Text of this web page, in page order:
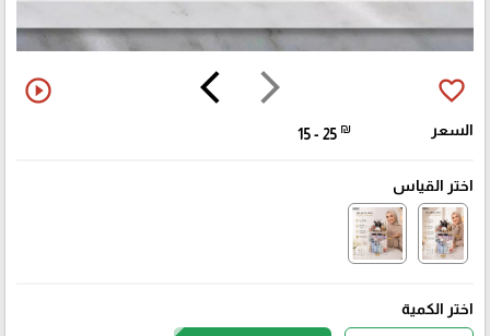
arrow_forward_ios
arrow_back_ios favorite_border
play_circle_outline
السعر 15 - 25 ₪
اختر القياس
اختر الكمية